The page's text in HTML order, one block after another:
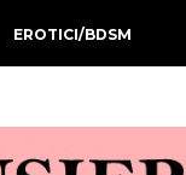
EROTICI/BDSM